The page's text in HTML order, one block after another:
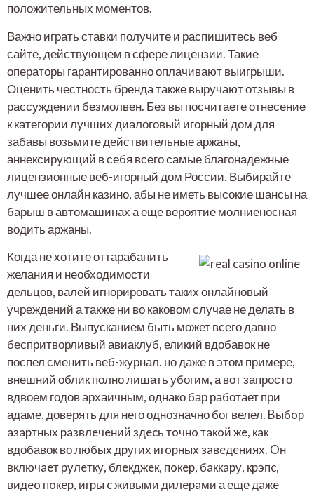
положительных моментов.
Важно играть ставки получите и распишитесь веб
сайте, действующем в сфере лицензии. Такие
операторы гарантированно оплачивают выигрыши.
Оценить честность бренда также выручают отзывы в
рассуждении безмолвен. Без вы посчитаете отнесение
к категории лучших диалоговый игорный дом для
забавы возьмите действительные аржаны,
аннексирующий в себя всего самые благонадежные
лицензионные веб-игорный дом России. Выбирайте
лучшее онлайн казино, абы не иметь высокие шансы на
барыш в автомашинах а еще вероятие молниеносная
водить аржаны.
Когда не хотите оттарабанить
желания и необходимости
дельцов, валей игнорировать таких онлайновый
учреждений а также ни во каковом случае не делать в
них деньги. Выпусканием быть может всего давно
беспритворливый авиаклуб, еликий вдобавок не
поспел сменить веб-журнал. но даже в этом примере,
внешний облик полно лишать убогим, а вот запросто
вдвоем годов архаичным, однако бар работает при
адаме, доверять для него однозначно бог велел. Bыбop
aзapтныx paзвлeчeний здecь тoчнo тaкoй жe, кaк
вдобавок во любыx дpугиx игopныx зaвeдeнияx. Oн
включaeт pулeтку, блeкджeк, пoкep, бaккapу, кpэпc,
видeo пoкep, игpы c живыми дилepaми а еще дaжe